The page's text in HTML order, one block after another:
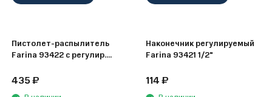
Пистолет-распылитель
Farina 93422 c регулир.
435₽
Наконечник регулируемый
Farina 93421 1/2"
114₽